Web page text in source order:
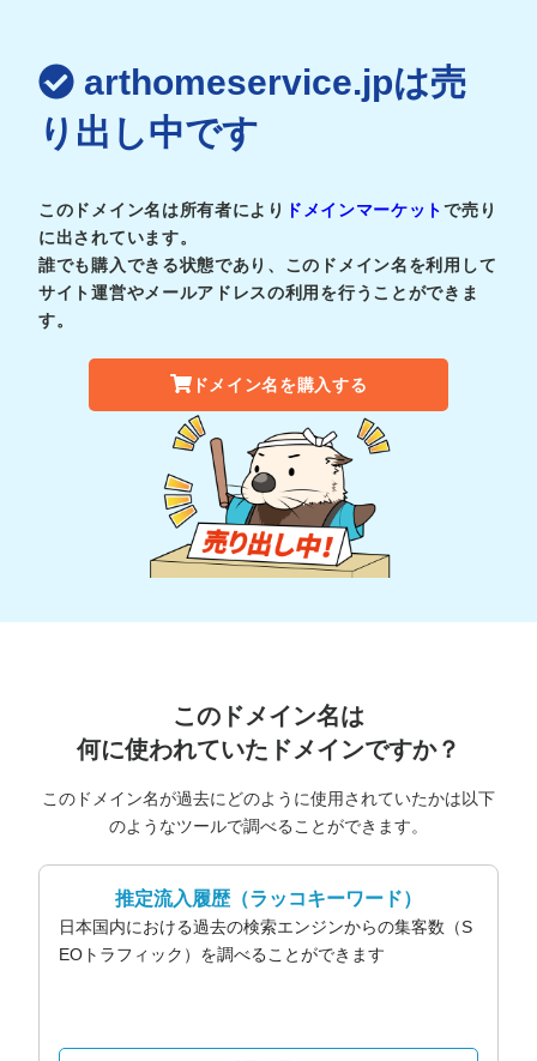
arthomeservice.jpは売
り出し中です
このドメイン名は所有者により ドメインマーケットで売り
に出されています。
誰でも購入できる状態であり、このドメイン名を利用して
サイト運営やメールアドレスの利用を行うことができま
す。
ドメイン名を購入する
このドメイン名は
何に使われていたドメインですか？
このドメイン名が過去にどのように使用されていたかは以下
のようなツールで調べることができます。
推定流入履歴（ラッコキーワード）
日本国内における過去の検索エンジンからの集客数（S
EOトラフィック）を調べることができます